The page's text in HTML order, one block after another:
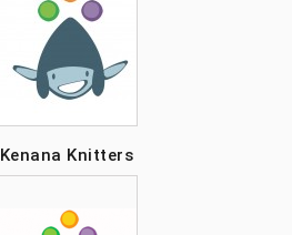
Kenana Knitters